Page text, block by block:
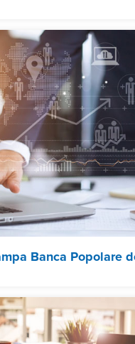
Banca Popolare